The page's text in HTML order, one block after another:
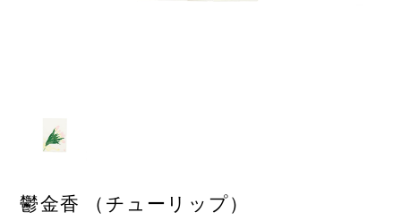
鬱金香 （チューリップ）